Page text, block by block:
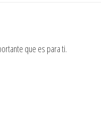
que es para ti.